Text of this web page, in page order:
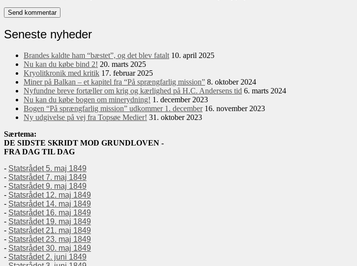
Seneste nyheder
Brandes kaldte ham “bæstet”, og det blev fatalt 10. april 2025
Nu kan du købe bind 2! 20. marts 2025
Kryolitkronik med kritik 17. februar 2025
Miner på Balkan – et kapitel fra “På sprængfarlig mission” 8. oktober 2024
Nyfundne breve fortæller om krig og kærlighed på H.C. Andersens tid 6. marts 2024
Nu kan du købe bogen om minerydning! 1. december 2023
Bogen “På sprængfarlig mission” udkommer 1. december 16. november 2023
Ny udgivelse på vej fra Topsøe Medier! 31. oktober 2023
Særtema:
DE SIDSTE SKRIDT MOD GRUNDLOVEN -
FRA DAG TIL DAG
- Statsrådet 5. maj 1849
- Statsrådet 7. maj 1849
- Statsrådet 9. maj 1849
- Statsrådet 12. maj 1849
- Statsrådet 14. maj 1849
- Statsrådet 16. maj 1849
- Statsrådet 19. maj 1849
- Statsrådet 21. maj 1849
- Statsrådet 23. maj 1849
- Statsrådet 30. maj 1849
- Statsrådet 2. juni 1849